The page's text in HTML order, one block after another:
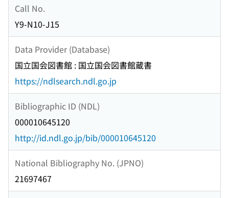
Call No.
Y9-N10-J15
Data Provider (Database)
国立国会図書館 : 国立国会図書館蔵書
https://ndlsearch.ndl.go.jp
Bibliographic ID (NDL)
000010645120
http://id.ndl.go.jp/bib/000010645120
National Bibliography No. (JPNO)
21697467